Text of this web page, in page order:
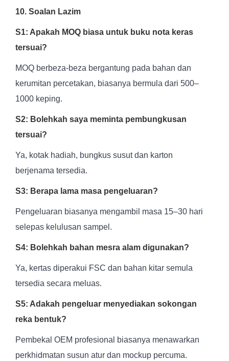
10. Soalan Lazim
S1: Apakah MOQ biasa untuk buku nota keras
tersuai?
MOQ berbeza-beza bergantung pada bahan dan
kerumitan percetakan, biasanya bermula dari 500–
1000 keping.
S2: Bolehkah saya meminta pembungkusan
tersuai?
Ya, kotak hadiah, bungkus susut dan karton
berjenama tersedia.
S3: Berapa lama masa pengeluaran?
Pengeluaran biasanya mengambil masa 15–30 hari
selepas kelulusan sampel.
S4: Bolehkah bahan mesra alam digunakan?
Ya, kertas diperakui FSC dan bahan kitar semula
tersedia secara meluas.
S5: Adakah pengeluar menyediakan sokongan
reka bentuk?
Pembekal OEM profesional biasanya menawarkan
perkhidmatan susun atur dan mockup percuma.